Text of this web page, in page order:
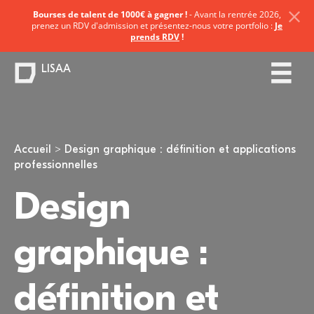
Vous êtes ici
Accueil
Design graphique : définition et applications
professionnelles
Design
graphique :
définition et
Bourses de talent de 1000€ à gagner !- Avant la rentrée 2026,
prenez un RDV d'admission et présentez-nous votre portfolio : Je
prends RDV!
LISAA